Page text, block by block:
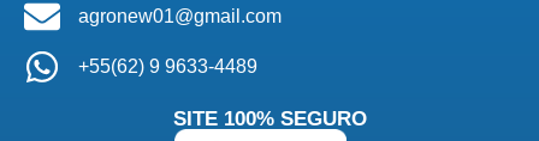
agronew01@gmail.com
+55(62) 9 9633-4489
SITE 100% SEGURO